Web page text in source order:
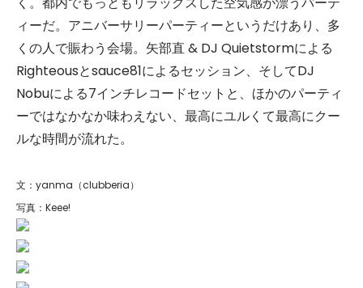
ィーだ。アニバーサリーパーティーというだけあり、多
くの人で賑わう会場。矢部直 & DJ Quietstormによる
Righteousとsauce81によるセッション、そしてDJ
Nobuによる7インチレコードセットと、ほかのパーティ
ーではなかなか味わえない、最高にユルくて最高にクー
ルな時間が流れた。
文：yanma（clubberia）
写真：Keee!